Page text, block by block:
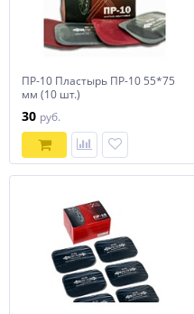
ПР-10 Пластырь ПР-10 55*75
мм (10 шт.)
30 руб.